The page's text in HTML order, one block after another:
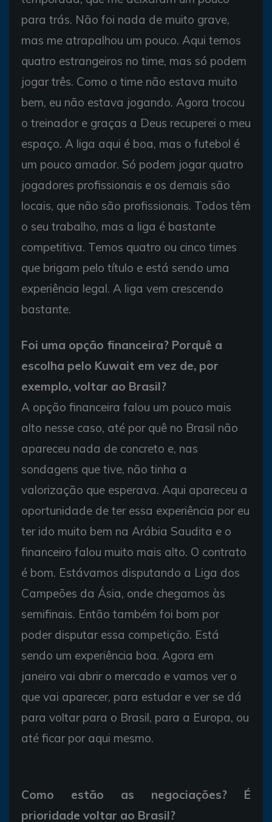
para trás. Não foi nada de muito grave,
mas me atrapalhou um pouco. Aqui temos
quatro estrangeiros no time, mas só podem
jogar três. Como o time não estava muito
bem, eu não estava jogando. Agora trocou
o treinador e graças a Deus recuperei o meu
espaço. A liga aqui é boa, mas o futebol é
um pouco amador. Só podem jogar quatro
jogadores profissionais e os demais são
locais, que não são profissionais. Todos têm
o seu trabalho, mas a liga é bastante
competitiva. Temos quatro ou cinco times
que brigam pelo título e está sendo uma
experiência legal. A liga vem crescendo
bastante.
Foi uma opção financeira? Porquê a
escolha pelo Kuwait em vez de, por
exemplo, voltar ao Brasil?
A opção financeira falou um pouco mais
alto nesse caso, até por quê no Brasil não
apareceu nada de concreto e, nas
sondagens que tive, não tinha a
valorização que esperava. Aqui apareceu a
oportunidade de ter essa experiência por eu
ter ido muito bem na Arábia Saudita e o
financeiro falou muito mais alto. O contrato
é bom. Estávamos disputando a Liga dos
Campeões da Ásia, onde chegamos às
semifinais. Então também foi bom por
poder disputar essa competição. Está
sendo um experiência boa. Agora em
janeiro vai abrir o mercado e vamos ver o
que vai aparecer, para estudar e ver se dá
para voltar para o Brasil, para a Europa, ou
até ficar por aqui mesmo.
Como estão as negociações? É
prioridade voltar ao Brasil?